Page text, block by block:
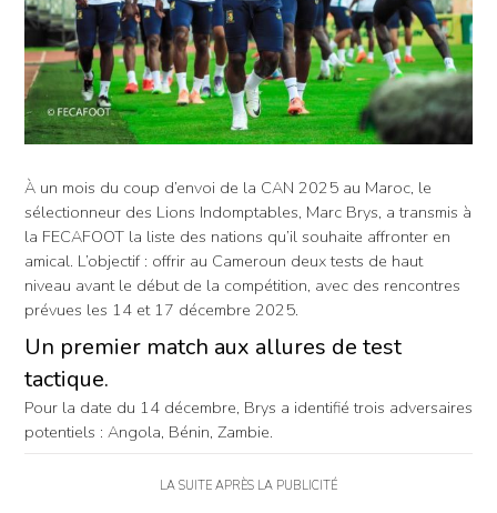
À un mois du coup d’envoi de la CAN 2025 au Maroc, le
sélectionneur des Lions Indomptables, Marc Brys, a transmis à
la FECAFOOT la liste des nations qu’il souhaite affronter en
amical. L’objectif : offrir au Cameroun deux tests de haut
niveau avant le début de la compétition, avec des rencontres
prévues les 14 et 17 décembre 2025.
Un premier match aux allures de test
tactique.
Pour la date du 14 décembre, Brys a identifié trois adversaires
potentiels : Angola, Bénin, Zambie.
LA SUITE APRÈS LA PUBLICITÉ